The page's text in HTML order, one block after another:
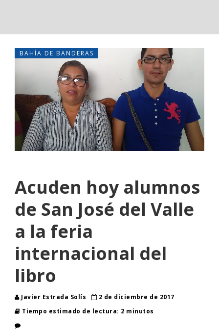
BAHÍA DE BANDERAS
Acuden hoy alumnos
de San José del Valle
a la feria
internacional del
libro
Javier Estrada Solís
2 de diciembre de 2017
Tiempo estimado de lectura: 2 minutos